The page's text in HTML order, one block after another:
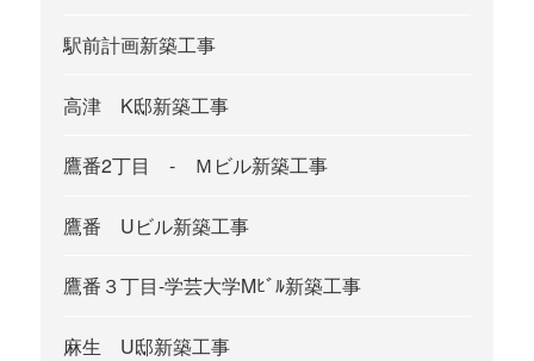
駅前計画新築工事
高津 K邸新築工事
鷹番2丁目 - Ｍビル新築工事
鷹番 Uビル新築工事
鷹番３丁目-学芸大学Mﾋﾞﾙ新築工事
麻生 U邸新築工事